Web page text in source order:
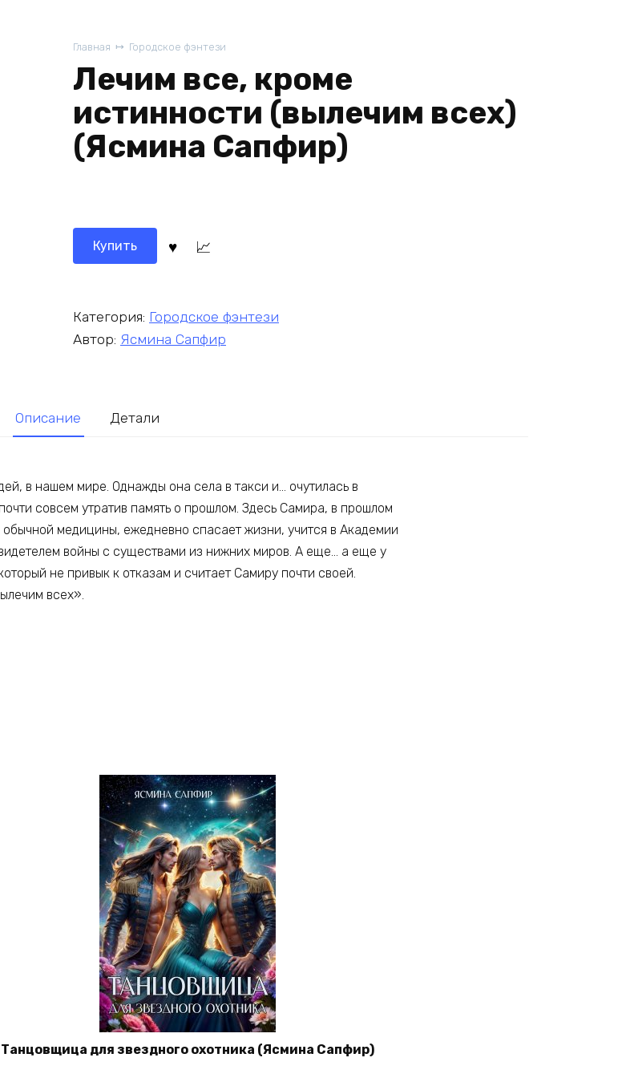
Главная Городское фэнтези
Лечим все, кроме
истинности (вылечим всех)
(Ясмина Сапфир)
Купить
Категория: Городское фэнтези
Автор: Ясмина Сапфир
Описание Детали
в нашем мире. Однажды она села в такси и… очутилась в
совсем утратив память о прошлом. Здесь Самира, в прошлом
медицины, ежедневно спасает жизни, учится в Академии
войны с существами из нижних миров. А еще… а еще у
не привык к отказам и считает Самиру почти своей.
всех».
Танцовщица для звездного охотника (Ясмина Сапфир)